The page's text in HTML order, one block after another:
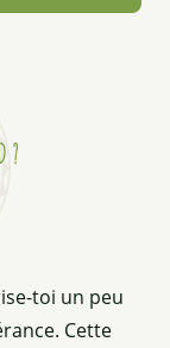
?
toi un peu
Cette